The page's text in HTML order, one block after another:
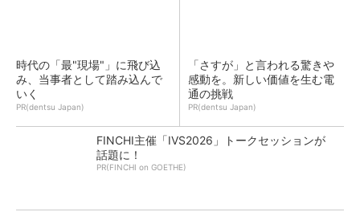
時代の「最"現場"」に飛び込
み、当事者として踏み込んで
いく
PR(dentsu Japan)
「さすが」と言われる驚きや
感動を。新しい価値を生む電
通の挑戦
PR(dentsu Japan)
FINCHI主催「IVS2026」トークセッションが
話題に！
PR(FINCHI on GOETHE)